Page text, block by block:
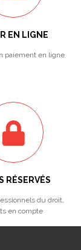
EN LIGNE
paiement en ligne
RÉSERVÉS
du droit,
en compte